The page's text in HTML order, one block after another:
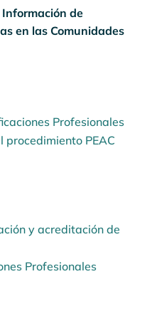
de
en las Comunidades
Profesionales
procedimiento PEAC
y acreditación de
Profesionales